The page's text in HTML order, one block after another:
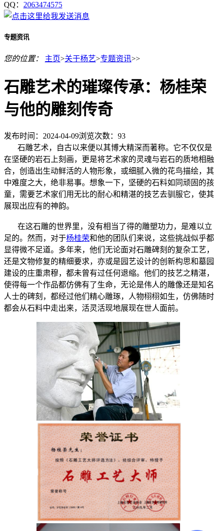
QQ： 2063474575
专题资讯
您的位置： 主页>关于杨艺>专题资讯>>
石雕艺术的璀璨传承：杨桂荣
与他的雕刻传奇
发布时间：2024-04-09浏览次数： 93
石雕艺术，自古以来便以其博大精深而著称。它不仅仅是
在坚硬的岩石上刻画，更是将艺术家的灵魂与岩石的质地相融
合，创造出生动鲜活的人物形象，或细腻入微的花鸟描绘，其
中难度之大，绝非易事。想象一下，坚硬的石料如同顽固的孩
童，需要艺术家们用无比的耐心和精湛的技艺去驯服它，使其
展现出应有的神韵。
在这石雕的世界里，没有相当了得的雕塑功力，是难以立
足的。然而，对于杨桂荣和他的团队们来说，这些挑战似乎都
显得微不足道。多年来，他们无论面对石雕碑刻的复杂工艺，
还是文物修复的精细要求，亦或是园艺设计的创新构思和墓园
建设的庄重肃穆，都未曾有过任何退缩。他们的技艺之精湛，
使得每一个作品都仿佛有了生命，无论是伟人的雕像还是知名
人士的碑刻，都经过他们精心雕琢，人物栩栩如生，仿佛随时
都会从石料中走出来，活灵活现地展现在世人面前。